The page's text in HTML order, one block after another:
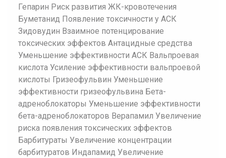
Гепарин Риск развития ЖК-кровотечения
Буметанид Появление токсичности у АСК
Зидовудин Взаимное потенцирование
токсических эффектов Антацидные средства
Уменьшение эффективности АСК Вальпроевая
кислота Усиление эффективности вальпроевой
кислоты Гризеофульвин Уменьшение
эффективности гризеофульвина Бета-
адреноблокаторы Уменьшение эффективности
бета-адреноблокаторов Верапамил Увеличение
риска появления токсических эффектов
Барбитураты Увеличение концентрации
барбитуратов Индапамид Увеличение